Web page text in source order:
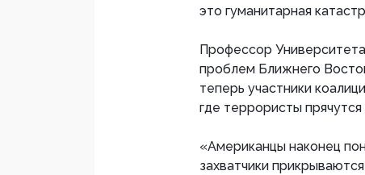
это гуманитарная
Профессор
проблем Ближнего
теперь участники
где террористы
«Американцы наконец
захватчики